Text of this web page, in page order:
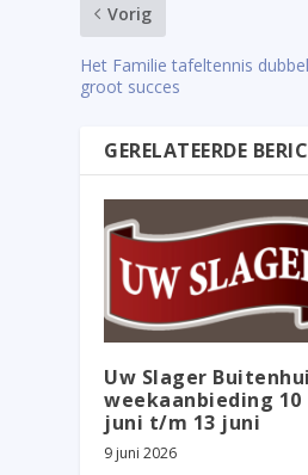
Vorig
Het Familie tafeltennis
groot succes
GERELATEERDE
Uw Slager
weekaanbieding 10
juni t/m 13 juni
9 juni 2026